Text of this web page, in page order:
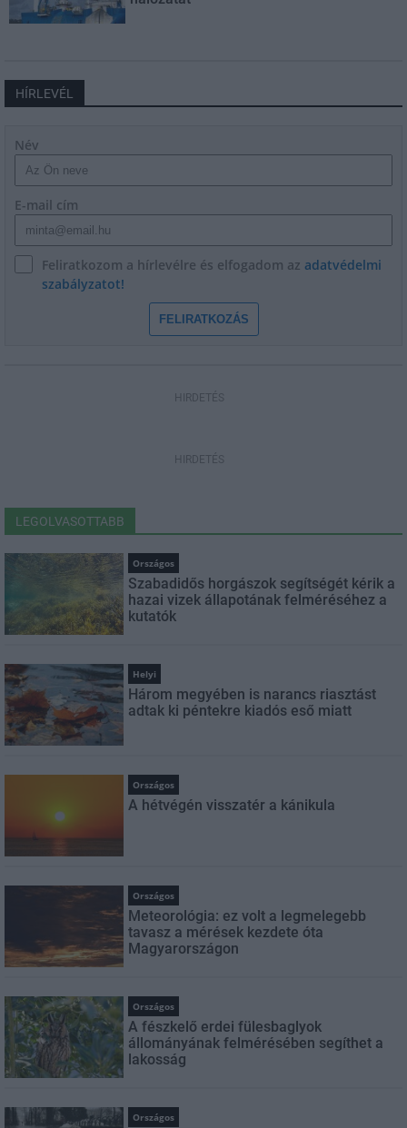
HÍRLEVÉL
Név
E-mail cím
Feliratkozom a hírlevélre és elfogadom az adatvédelmi
szabályzatot!
FELIRATKOZÁS
HIRDETÉS
HIRDETÉS
LEGOLVASOTTABB
Országos
Szabadidős horgászok segítségét kérik a
hazai vizek állapotának felméréséhez a
kutatók
Helyi
Három megyében is narancs riasztást
adtak ki péntekre kiadós eső miatt
Országos
A hétvégén visszatér a kánikula
Országos
Meteorológia: ez volt a legmelegebb
tavasz a mérések kezdete óta
Magyarországon
Országos
A fészkelő erdei fülesbaglyok
állományának felmérésében segíthet a
lakosság
Országos